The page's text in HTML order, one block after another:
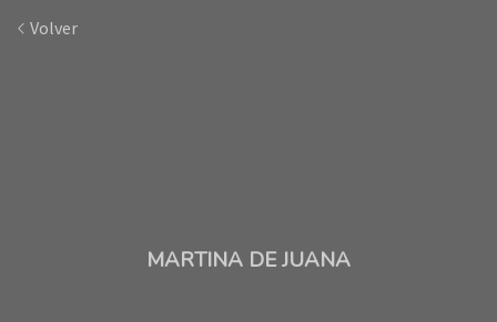
Volver
MARTINA DE JUANA